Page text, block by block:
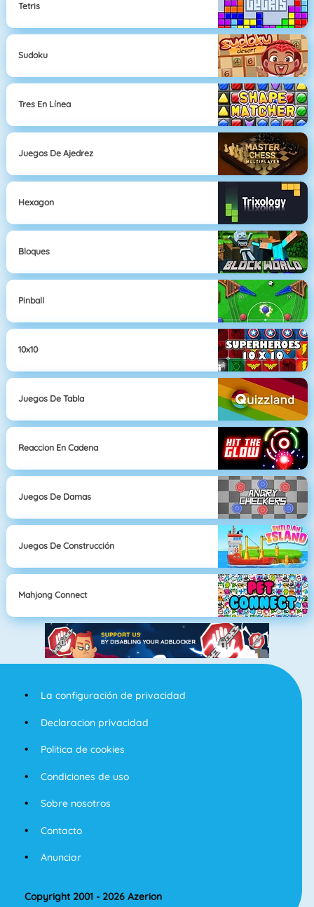
Tetris
Sudoku
Tres En Línea
Juegos De Ajedrez
Hexagon
Bloques
Pinball
10x10
Juegos De Tabla
Reaccion En Cadena
Juegos De Damas
Juegos De Construcción
Mahjong Connect
La configuración de privacidad
Declaracion privacidad
Politica de cookies
Condiciones de uso
Sobre nosotros
Contacto
Anunciar
Copyright 2001 - 2026 Azerion